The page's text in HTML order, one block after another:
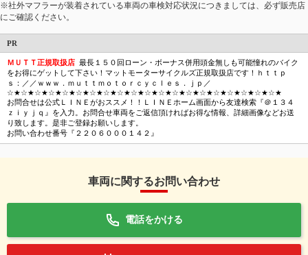
※社外マフラーが装着されている車両の車検対応状況につきましては、必ず販売店
にご確認ください。
PR
ＭＵＴＴ正規取扱店 最長１５０回ローン・ボーナス併用頭金無しも可能憧れのバイク
をお得にゲットして下さい！マットモーターサイクルズ正規取扱店です！ｈｔｔｐ
ｓ：／／ｗｗｗ．ｍｕｔｔｍｏｔｏｒｃｙｃｌｅｓ．ｊｐ／
☆★☆★☆★☆★☆★☆★☆★☆★☆★☆★☆★☆★☆★☆★☆★☆★☆★☆★☆★☆★
お問合せは公式ＬＩＮＥがおススメ！！ＬＩＮＥホーム画面から友達検索『＠１３４
ｚｉｙｊｑ』を入力。お問合せ車両をご返信頂ければお得な情報、詳細画像などお送
り致します。是非ご登録お願いします。
お問い合わせ番号『２２０６０００１４２』
車両に関するお問い合わせ
電話をかける